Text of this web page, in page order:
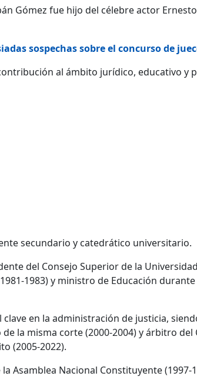
Gómez fue hijo del célebre actor
sospechas sobre el concurso de
al ámbito jurídico, educativo y
secundario y catedrático universitario.
del Consejo Superior de la
1983) y ministro de Educación
en la administración de justicia,
la misma corte (2000-2004) y árbitro
(2005-2022).
Asamblea Nacional Constituyente (1997-